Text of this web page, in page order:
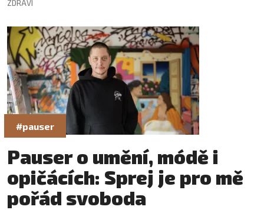
ZDRAVÍ
#pauser
Pauser o umění, módě i
opičácích: Sprej je pro mě
pořád svoboda